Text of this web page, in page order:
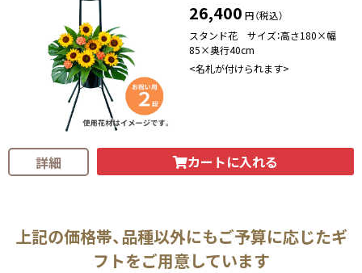
26,400 円（税込）
スタンド花 サイズ：高さ180×幅
85×奥行40cm
<名札が付けられます>
詳細 カートに入れる
上記の価格帯、品種以外にもご予算に応じたギ
フトをご用意しています